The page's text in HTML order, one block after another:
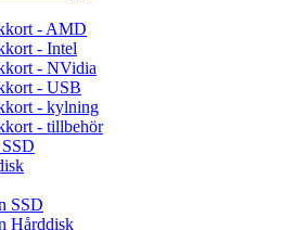
- AMD
- Intel
- NVidia
- USB
- kylning
- tillbehör
SSD
Hårddisk